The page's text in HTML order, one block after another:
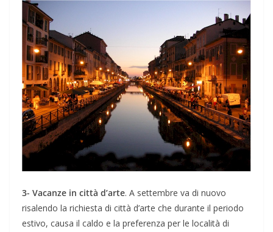
3- Vacanze in città d’arte. A settembre va di nuovo
risalendo la richiesta di città d’arte che durante il periodo
estivo, causa il caldo e la preferenza per le località di